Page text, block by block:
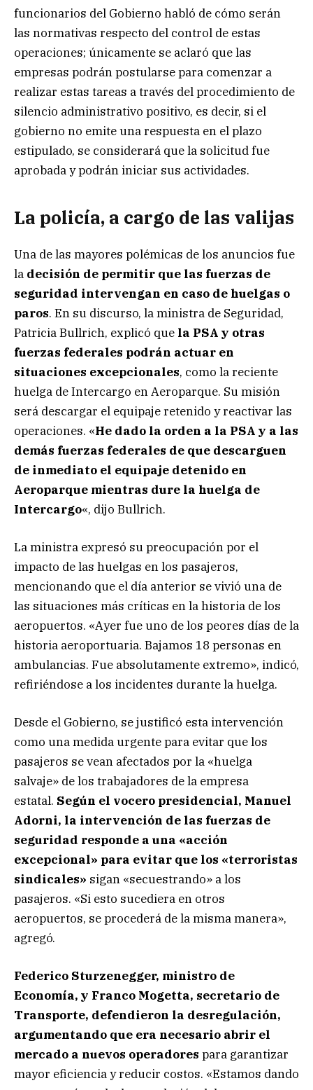
funcionarios del Gobierno habló de cómo serán
las normativas respecto del control de estas
operaciones; únicamente se aclaró que las
empresas podrán postularse para comenzar a
realizar estas tareas a través del procedimiento de
silencio administrativo positivo, es decir, si el
gobierno no emite una respuesta en el plazo
estipulado, se considerará que la solicitud fue
aprobada y podrán iniciar sus actividades.
La policía, a cargo de las valijas
Una de las mayores polémicas de los anuncios fue
la decisión de permitir que las fuerzas de
seguridad intervengan en caso de huelgas o
paros. En su discurso, la ministra de Seguridad,
Patricia Bullrich, explicó que la PSA y otras
fuerzas federales podrán actuar en
situaciones excepcionales, como la reciente
huelga de Intercargo en Aeroparque. Su misión
será descargar el equipaje retenido y reactivar las
operaciones. «He dado la orden a la PSA y a las
demás fuerzas federales de que descarguen
de inmediato el equipaje detenido en
Aeroparque mientras dure la huelga de
Intercargo«, dijo Bullrich.
La ministra expresó su preocupación por el
impacto de las huelgas en los pasajeros,
mencionando que el día anterior se vivió una de
las situaciones más críticas en la historia de los
aeropuertos. «Ayer fue uno de los peores días de la
historia aeroportuaria. Bajamos 18 personas en
ambulancias. Fue absolutamente extremo», indicó,
refiriéndose a los incidentes durante la huelga.
Desde el Gobierno, se justificó esta intervención
como una medida urgente para evitar que los
pasajeros se vean afectados por la «huelga
salvaje» de los trabajadores de la empresa
estatal. Según el vocero presidencial, Manuel
Adorni, la intervención de las fuerzas de
seguridad responde a una «acción
excepcional» para evitar que los «terroristas
sindicales» sigan «secuestrando» a los
pasajeros. «Si esto sucediera en otros
aeropuertos, se procederá de la misma manera»,
agregó.
Federico Sturzenegger, ministro de
Economía, y Franco Mogetta, secretario de
Transporte, defendieron la desregulación,
argumentando que era necesario abrir el
mercado a nuevos operadores para garantizar
mayor eficiencia y reducir costos. «Estamos dando